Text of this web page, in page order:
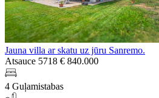
Jauna villa ar skatu uz jūru Sanremo.
Atsauce 5718 € 840.000
4 Guļamistabas